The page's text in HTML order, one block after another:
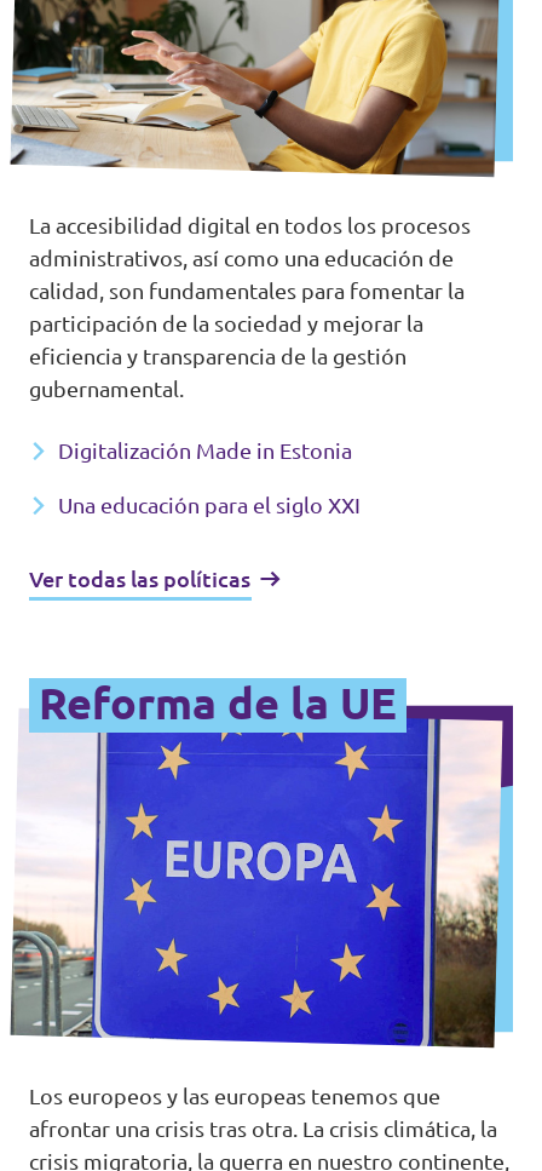
La accesibilidad digital en todos los procesos
administrativos, así como una educación de
calidad, son fundamentales para fomentar la
participación de la sociedad y mejorar la
eficiencia y transparencia de la gestión
gubernamental.
Digitalización Made in Estonia
Una educación para el siglo XXI
Ver todas las políticas
Reforma de la UE
Los europeos y las europeas tenemos que
afrontar una crisis tras otra. La crisis climática, la
crisis migratoria, la guerra en nuestro continente,